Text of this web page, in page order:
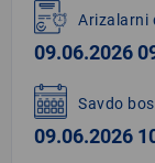
1
of
2
Arizalarni
09.06.2026
Savdo
09.06.2026